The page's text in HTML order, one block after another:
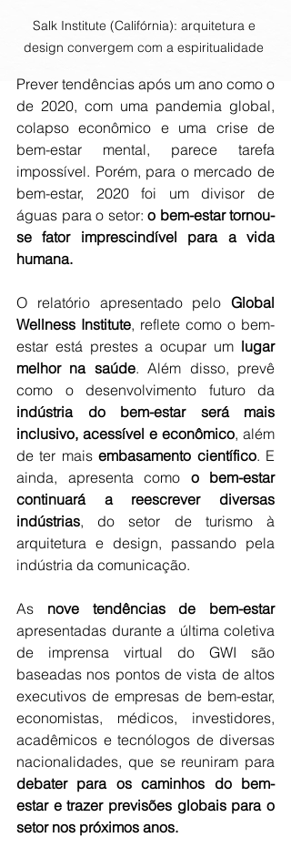
Salk Institute (Califórnia): arquitetura e
design convergem com a espiritualidade
Prever tendências após um ano como o
de 2020, com uma pandemia global,
colapso econômico e uma crise de
bem-estar mental, parece tarefa
impossível. Porém, para o mercado de
bem-estar, 2020 foi um divisor de
águas para o setor: o bem-estar tornou-
se fator imprescindível para a vida
humana.
O relatório apresentado pelo Global
Wellness Institute, reflete como o bem-
estar está prestes a ocupar um lugar
melhor na saúde. Além disso, prevê
indústria do bem-estar será mais
inclusivo, acessível e econômico, além
de ter mais embasamento científico. E
ainda, apresenta como o bem-estar
continuará a reescrever diversas
indústrias, do setor de turismo à
arquitetura e design, passando pela
indústria da comunicação.
As nove tendências de bem-estar
apresentadas durante a última coletiva
de imprensa virtual do GWI são
baseadas nos pontos de vista de altos
executivos de empresas de bem-estar,
economistas, médicos, investidores,
acadêmicos e tecnólogos de diversas
debater para os caminhos do bem-
estar e trazer previsões globais para o
setor nos próximos anos.